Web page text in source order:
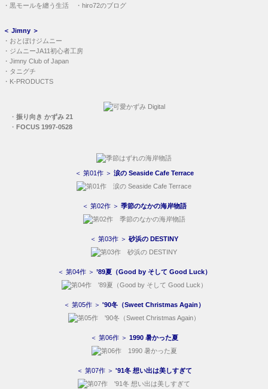
・ 黒モールを纏う生活 ・ hiro72のブログ
＜ Jimny ＞
・ おとぼけジムニー
・ ジムニーJA11初心者工房
・ Jimny Club of Japan
・ タニグチ
・ K-PRODUCTS
・ 振り向き かずみ 21
・ FOCUS 1997-0528
＜ 第01作 ＞ 涙の Seaside Cafe Terrace
＜ 第02作 ＞ 季節のなかの海岸物語
＜ 第03作 ＞ 砂浜の DESTINY
＜ 第04作 ＞ ’89夏（Good by そして Good Luck）
＜ 第05作 ＞ '90冬（Sweet Christmas Again）
＜ 第06作 ＞ 1990 暑かった夏
＜ 第07作 ＞ '91冬 想い出は美しすぎて